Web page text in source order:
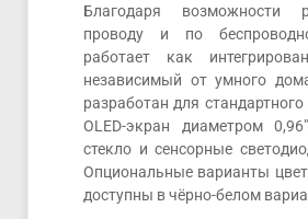
Благодаря возможности
проводу и по
работает как
независимый от умного
разработан для
OLED-экран диаметром
стекло и сенсорные
Опциональные варианты
доступны в чёрно-белом